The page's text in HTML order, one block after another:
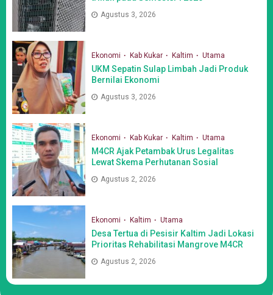
Agustus 3, 2026
Ekonomi Kab Kukar Kaltim Utama
UKM Sepatin Sulap Limbah Jadi Produk
Bernilai Ekonomi
Agustus 3, 2026
Ekonomi Kab Kukar Kaltim Utama
M4CR Ajak Petambak Urus Legalitas
Lewat Skema Perhutanan Sosial
Agustus 2, 2026
Ekonomi Kaltim Utama
Desa Tertua di Pesisir Kaltim Jadi Lokasi
Prioritas Rehabilitasi Mangrove M4CR
Agustus 2, 2026